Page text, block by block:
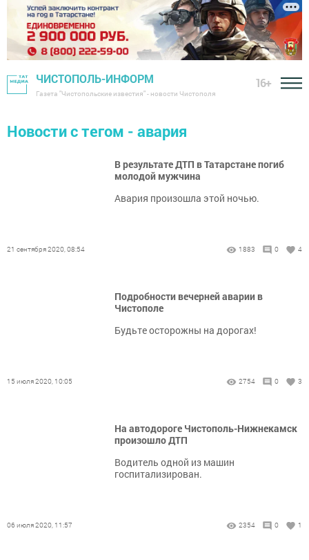
ЧИСТОПОЛЬ-ИНФОРМ
Газета "Чистопольские известия" - новости Чистополя
16+
Новости с тегом - авария
В результате ДТП в Татарстане погиб
молодой мужчина
Авария произошла этой ночью.
21 сентября 2020, 08:54 1883 0 4
Подробности вечерней аварии в
Чистополе
Будьте осторожны на дорогах!
15 июля 2020, 10:05 2754 0 3
На автодороге Чистополь-Нижнекамск
произошло ДТП
Водитель одной из машин
госпитализирован.
06 июля 2020, 11:57 2354 0 1